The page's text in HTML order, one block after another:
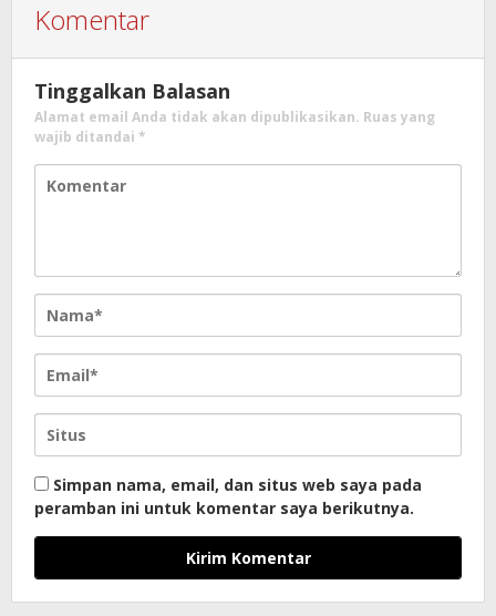
Komentar
Tinggalkan Balasan
Alamat email Anda tidak akan dipublikasikan. Ruas yang
wajib ditandai *
Simpan nama, email, dan situs web saya pada
peramban ini untuk komentar saya berikutnya.